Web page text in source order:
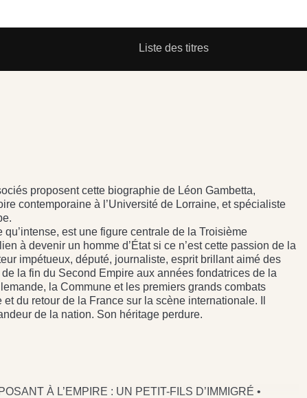
Liste des titres
proposent cette biographie de Léon Gambetta,
contemporaine à l’Université de Lorraine, et spécialiste
est une figure centrale de la Troisième
à devenir un homme d’État si ce n’est cette passion de la
impétueux, député, journaliste, esprit brillant aimé des
la fin du Second Empire aux années fondatrices de la
la Commune et les premiers grands combats
du retour de la France sur la scène internationale. Il
de la nation. Son héritage perdure.
À L’EMPIRE : UN PETIT-FILS D’IMMIGRÉ •